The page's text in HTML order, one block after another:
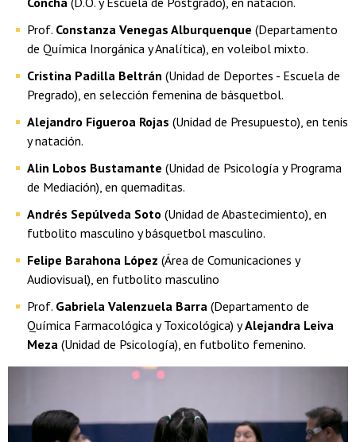
Prof. Constanza Venegas Alburquenque (Departamento
de Química Inorgánica y Analítica), en voleibol mixto.
Cristina Padilla Beltrán (Unidad de Deportes - Escuela de
Pregrado), en selección femenina de básquetbol.
Alejandro Figueroa Rojas (Unidad de Presupuesto), en tenis
y natación.
Alin Lobos Bustamante (Unidad de Psicología y Programa
de Mediación), en quemaditas.
Andrés Sepúlveda Soto (Unidad de Abastecimiento), en
futbolito masculino y básquetbol masculino.
Felipe Barahona López (Área de Comunicaciones y
Audiovisual), en futbolito masculino
Prof. Gabriela Valenzuela Barra (Departamento de
Química Farmacológica y Toxicológica) yAlejandra Leiva
Meza (Unidad de Psicología), en futbolito femenino.